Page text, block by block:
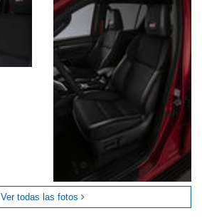
Ver todas las fotos